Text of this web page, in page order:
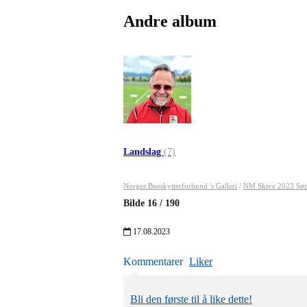
Andre album
Landslag (7)
Norges Bueskytterforbund 's Galleri / NM Skive 2023
Bilde 16 / 190
17.08.2023
Kommentarer Liker
Bli den første til å like dette!